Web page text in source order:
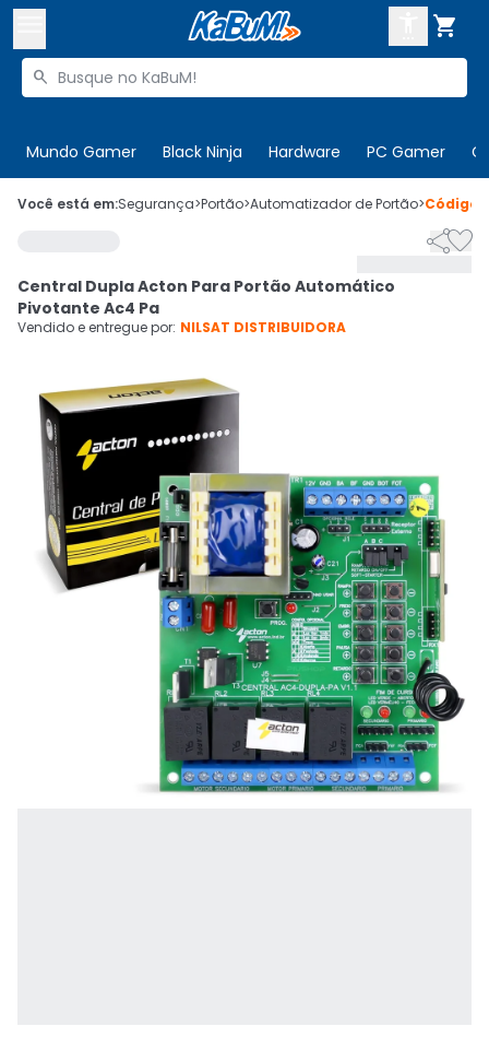

Buscar produtos

Mundo Gamer Black Ninja Hardware PC Gamer
 Olá. Acesse sua conta
 Cupons
Ativar tradutor em libras
CADASTRE-SE
Você está em:Segurança>Portão>Automatizador de Portão>Código

Central Dupla Acton Para Portão Automático
Pivotante Ac4 Pa
Vendido e entregue por: NILSAT DISTRIBUIDORA